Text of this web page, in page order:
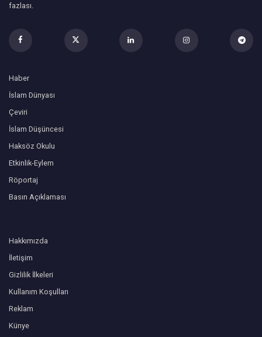
fazlası.
Haber
İslam Dünyası
Çeviri
İslam Düşüncesi
Haksöz Okulu
Etkinlik-Eylem
Röportaj
Basın Açıklaması
Hakkımızda
İletişim
Gizlilik İlkeleri
Kullanım Koşulları
Reklam
Künye